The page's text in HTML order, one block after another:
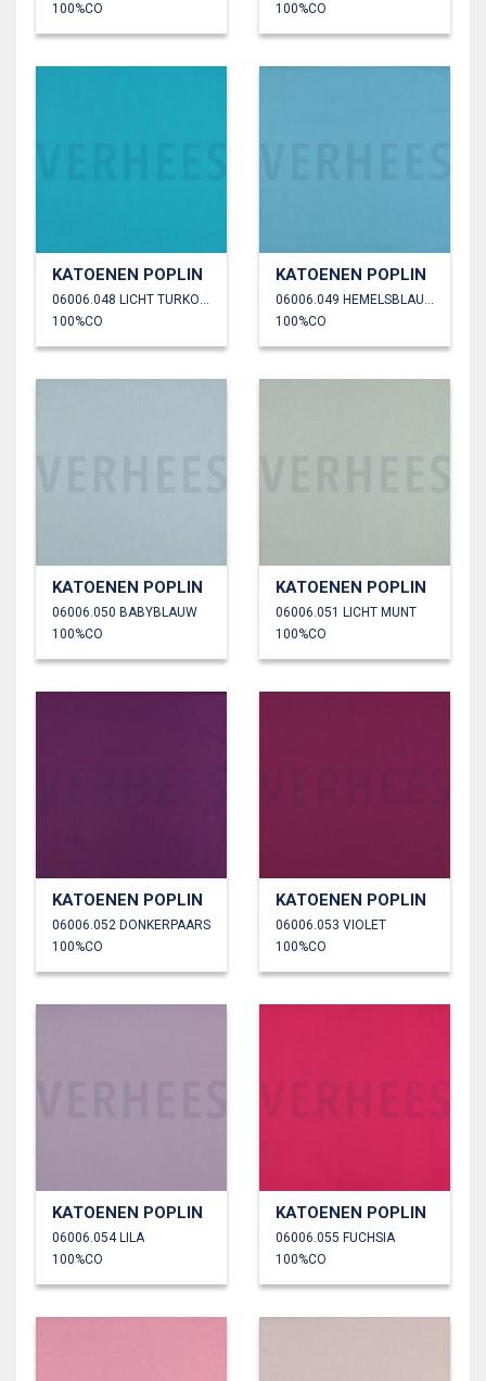
100%CO
100%CO
KATOENEN POPLIN
06006.048 LICHT TURKOISE
100%CO
KATOENEN POPLIN
06006.049 HEMELSBLAUW
100%CO
KATOENEN POPLIN
06006.050 BABYBLAUW
100%CO
KATOENEN POPLIN
06006.051 LICHT MUNT
100%CO
KATOENEN POPLIN
06006.052 DONKERPAARS
100%CO
KATOENEN POPLIN
06006.053 VIOLET
100%CO
KATOENEN POPLIN
06006.054 LILA
100%CO
KATOENEN POPLIN
06006.055 FUCHSIA
100%CO